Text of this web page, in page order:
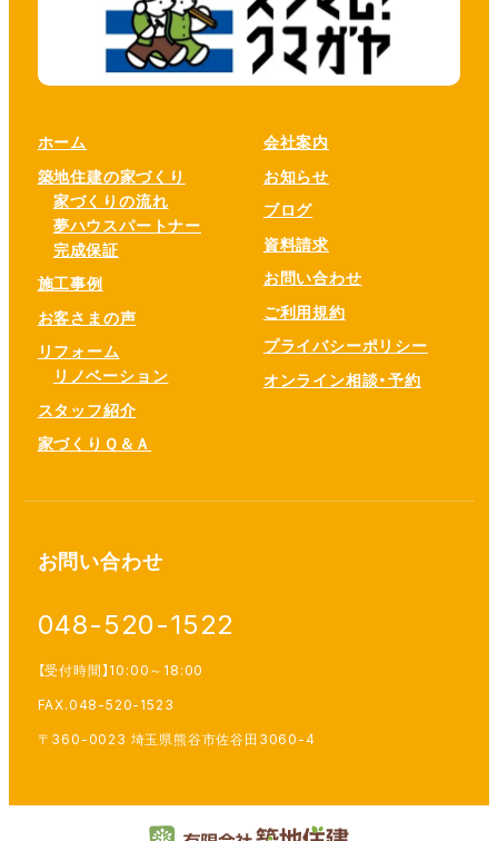
ホーム
築地住建の家づくり
家づくりの流れ
夢ハウスパートナー
完成保証
施工事例
お客さまの声
リフォーム
リノベーション
スタッフ紹介
家づくりＱ＆Ａ
会社案内
お知らせ
ブログ
資料請求
お問い合わせ
ご利用規約
プライバシーポリシー
オンライン相談・予約
お問い合わせ
048-520-1522
【受付時間】10:00～18:00
FAX.048-520-1523
〒360-0023 埼玉県熊谷市佐谷田3060-4